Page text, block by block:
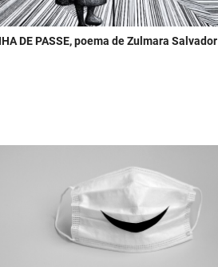
DE PASSE, poema de Zulmara Salvador